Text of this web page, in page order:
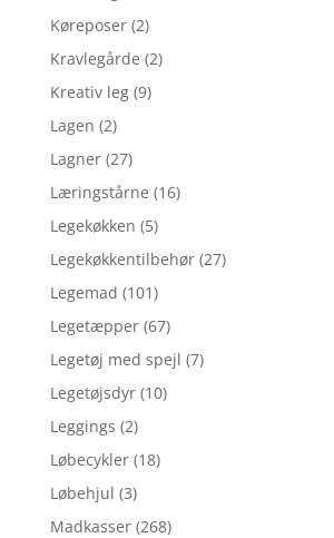
Køreposer (2)
Kravlegårde (2)
Kreativ leg (9)
Lagen (2)
Lagner (27)
Læringstårne (16)
Legekøkken (5)
Legekøkkentilbehør (27)
Legemad (101)
Legetæpper (67)
Legetøj med spejl (7)
Legetøjsdyr (10)
Leggings (2)
Løbecykler (18)
Løbehjul (3)
Madkasser (268)